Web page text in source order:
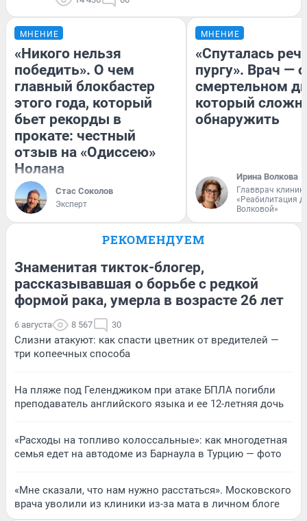
МНЕНИЕ
«Никого нельзя
победить». О чем
главный блокбастер
этого года, который
бьет рекорды в
прокате: честный
отзыв на «Одиссею»
Нолана
Стас Соколов
Эксперт
МНЕНИЕ
«Спуталась
пургу». Врач — о
смертельном
который
обнаружить
Ирина Волкова
Главврач
«Реабилитация
Волковой»
РЕКОМЕНДУЕМ
Знаменитая тикток-блогер,
рассказывавшая о борьбе с редкой
формой рака, умерла в возрасте 26 лет
6 августа 8 567 30
Слизни атакуют: как спасти цветник от вредителей —
три копеечных способа
На пляже под Геленджиком при атаке БПЛА погибли
преподаватель английского языка и ее 12-летняя дочь
«Расходы на топливо колоссальные»: как многодетная
семья едет на автодоме из Барнаула в Турцию — фото
«Мне сказали, что нам нужно расстаться». Московского
врача уволили из клиники из-за мата в личном блоге